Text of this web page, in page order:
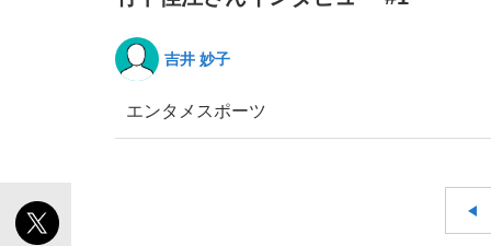
吉井 妙子
エンタメ スポーツ